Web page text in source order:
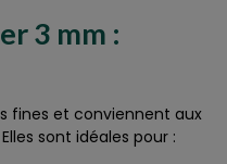
3 mm :
fines et conviennent aux
sont idéales pour :